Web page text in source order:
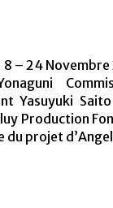
– 24
Yasuyuki
Production
du projet